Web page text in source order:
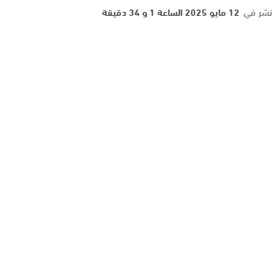
نشر في 12 مايو 2025 الساعة 1 و 34 دقيقة